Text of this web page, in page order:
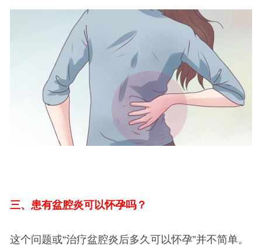
三、患有盆腔炎可以怀孕吗？
这个问题或“治疗盆腔炎后多久可以怀孕”并不简单。